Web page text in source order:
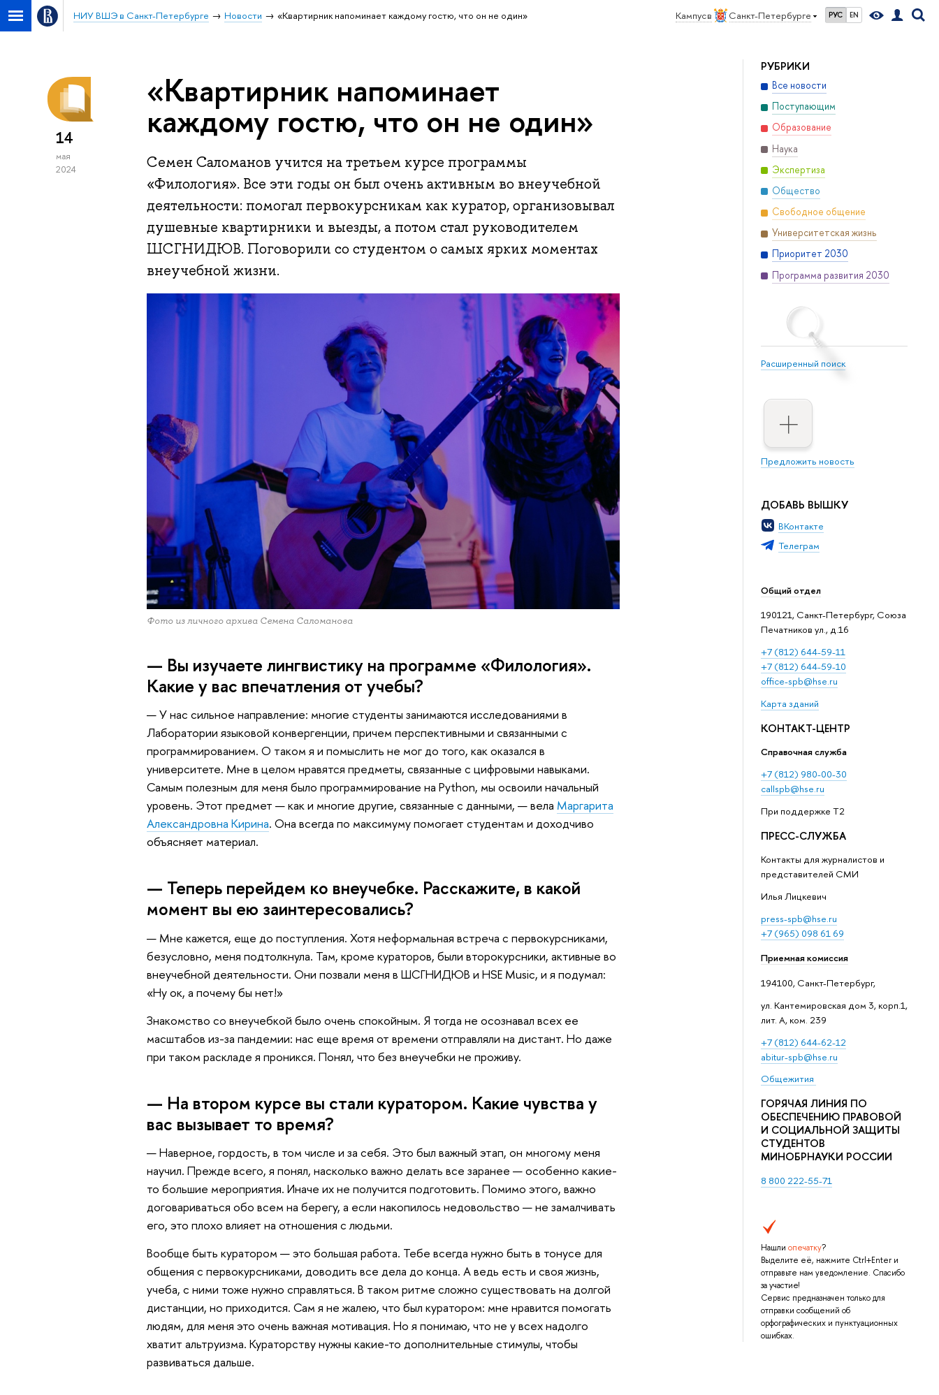
Кампус в Санкт-Петербурге РУС EN
НИУ ВШЭ в Санкт-Петербурге Новости «Квартирник напоминает каждому гостю, что он не один»
РУБРИКИ
Все новости
Поступающим
Образование
Наука
Экспертиза
Общество
Свободное общение
Университетская жизнь
Приоритет 2030
Программа развития 2030
Расширенный поиск
Предложить новость
ДОБАВЬ ВЫШКУ
ВКонтакте
Телеграм
Общий отдел
190121, Санкт-Петербург, Союза
Печатников ул., д.16
+7 (812) 644-59-11
+7 (812) 644-59-10
office-spb@hse.ru
Карта зданий
КОНТАКТ-ЦЕНТР
Справочная служба
+7 (812) 980-00-30
callspb@hse.ru
При поддержке T2
ПРЕСС-СЛУЖБА
Контакты для журналистов и
представителей СМИ
Илья Лицкевич
press-spb@hse.ru
+7 (965) 098 61 69
Приемная комиссия
194100, Санкт-Петербург,
ул. Кантемировская дом 3, корп.1,
лит. А, ком. 239
+7 (812) 644-62-12
abitur-spb@hse.ru
Общежития
ГОРЯЧАЯ ЛИНИЯ ПО
ОБЕСПЕЧЕНИЮ ПРАВОВОЙ
И СОЦИАЛЬНОЙ ЗАЩИТЫ
СТУДЕНТОВ
МИНОБРНАУКИ РОССИИ
8 800 222-55-71
Нашли опечатку?
Выделите её, нажмите Ctrl+Enter и
отправьте нам уведомление. Спасибо
за участие!
Сервис предназначен только для
отправки сообщений об
орфографических и пунктуационных
ошибках.
14
мая
2024
«Квартирник напоминает
каждому гостю, что он не один»
Семен Саломанов учится на третьем курсе программы
«Филология». Все эти годы он был очень активным во внеучебной
деятельности: помогал первокурсникам как куратор, организовывал
душевные квартирники и выезды, а потом стал руководителем
ШСГНИДЮВ. Поговорили со студентом о самых ярких моментах
внеучебной жизни.
Фото из личного архива Семена Саломанова
— Вы изучаете лингвистику на программе «Филология».
Какие у вас впечатления от учебы?
— У нас сильное направление: многие студенты занимаются исследованиями в
Лаборатории языковой конвергенции, причем перспективными и связанными с
программированием. О таком я и помыслить не мог до того, как оказался в
университете. Мне в целом нравятся предметы, связанные с цифровыми навыками.
Самым полезным для меня было программирование на Python, мы освоили начальный
уровень. Этот предмет — как и многие другие, связанные с данными, — вела Маргарита
Александровна Кирина. Она всегда по максимуму помогает студентам и доходчиво
объясняет материал.
— Теперь перейдем ко внеучебке. Расскажите, в какой
момент вы ею заинтересовались?
— Мне кажется, еще до поступления. Хотя неформальная встреча с первокурсниками,
безусловно, меня подтолкнула. Там, кроме кураторов, были второкурсники, активные во
внеучебной деятельности. Они позвали меня в ШСГНИДЮВ и HSE Music, и я подумал:
«Ну ок, а почему бы нет!»
Знакомство со внеучебкой было очень спокойным. Я тогда не осознавал всех ее
масштабов из-за пандемии: нас еще время от времени отправляли на дистант. Но даже
при таком раскладе я проникся. Понял, что без внеучебки не проживу.
— На втором курсе вы стали куратором. Какие чувства у
вас вызывает то время?
— Наверное, гордость, в том числе и за себя. Это был важный этап, он многому меня
научил. Прежде всего, я понял, насколько важно делать все заранее — особенно какие-
то большие мероприятия. Иначе их не получится подготовить. Помимо этого, важно
договариваться обо всем на берегу, а если накопилось недовольство — не замалчивать
его, это плохо влияет на отношения с людьми.
Вообще быть куратором — это большая работа. Тебе всегда нужно быть в тонусе для
общения с первокурсниками, доводить все дела до конца. А ведь есть и своя жизнь,
учеба, с ними тоже нужно справляться. В таком ритме сложно существовать на долгой
дистанции, но приходится. Сам я не жалею, что был куратором: мне нравится помогать
людям, для меня это очень важная мотивация. Но я понимаю, что не у всех надолго
хватит альтруизма. Кураторству нужны какие-то дополнительные стимулы, чтобы
развиваться дальше.